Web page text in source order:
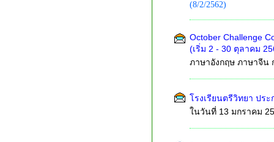
(8/2/2562)
October Challenge
(เริ่ม 2 - 30 ตุลาคม
ภาษาอังกฤษ ภาษาจี
โรงเรียนตรีวิทยา ปร
ในวันที่ 13 มกราคม